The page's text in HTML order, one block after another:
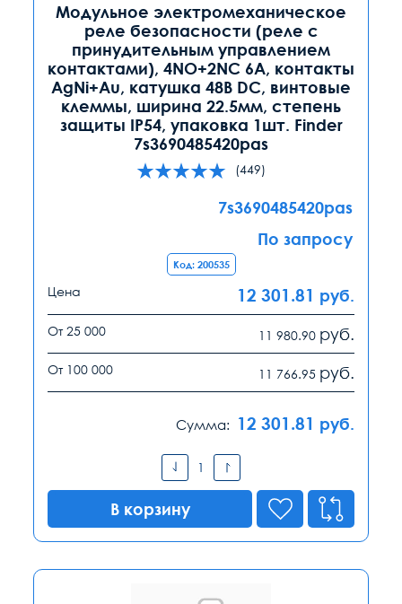
Модульное электромеханическое
реле безопасности (реле с
принудительным управлением
контактами), 4NO+2NC 6A, контакты
AgNi+Au, катушка 48В DC, винтовые
клеммы, ширина 22.5мм, степень
защиты IP54, упаковка 1шт. Finder
7s3690485420pas
(449)
7s3690485420pas
По запросу
Код: 200535
Цена 12 301.81 руб.
От 25 000 11 980.90 руб.
От 100 000 11 766.95 руб.
Сумма: 12 301.81 руб.
В корзину